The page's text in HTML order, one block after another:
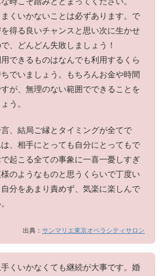
くいかないことは必ずあります。で
得る良いチャンスと思い次に生かせ
、どんどん失敗しましょう！
できるものはなんでも利用するくら
でいましょう。もちろんお金や時間
が、無理のない範囲でできることを
う。
、結局ご縁とタイミングが全てで
、相手にとっても自分にとってもで
起こる全ての事象に一喜一憂しすぎ
のようなものと思うくらいで丁度い
分をあまり責めず、気楽に楽しんで
出典： サンマリエ東京オペラシティサロン
くいかなくても継続が大事です。婚